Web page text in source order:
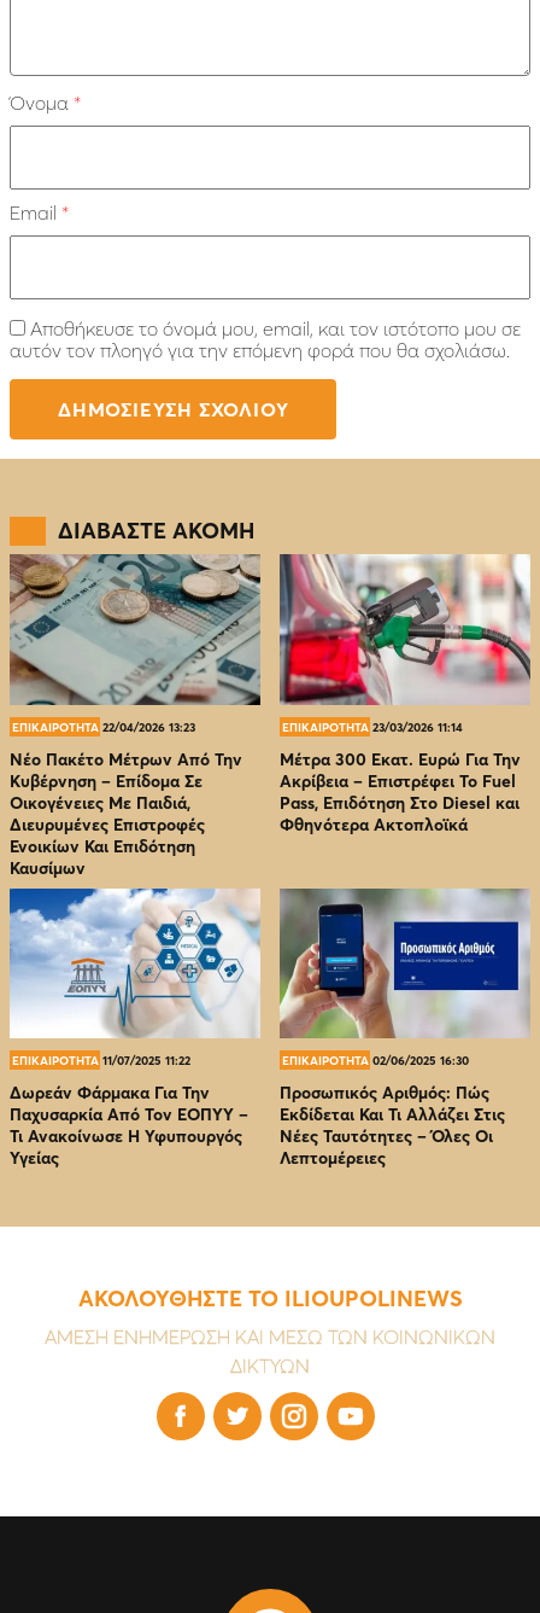
Όνομα *
Email *
Αποθήκευσε το όνομά μου, email, και τον ιστότοπο μου σε
αυτόν τον πλοηγό για την επόμενη φορά που θα σχολιάσω.
ΔΙΑΒΑΣΤΕ ΑΚΟΜΗ
ΕΠΙΚΑΙΡΟΤΗΤΑ 22/04/2026 13:23
Νέο Πακέτο Μέτρων Από Την
Κυβέρνηση – Επίδομα Σε
Οικογένειες Με Παιδιά,
Διευρυμένες Επιστροφές
Ενοικίων Και Επιδότηση
Καυσίμων
ΕΠΙΚΑΙΡΟΤΗΤΑ 23/03/2026 11:14
Μέτρα 300 Εκατ. Ευρώ Για Την
Ακρίβεια – Επιστρέφει Το Fuel
Pass, Επιδότηση Στο Diesel και
Φθηνότερα Ακτοπλοϊκά
ΕΠΙΚΑΙΡΟΤΗΤΑ 11/07/2025 11:22
Δωρεάν Φάρμακα Για Την
Παχυσαρκία Από Τον EOΠΥΥ –
Τι Ανακοίνωσε Η Υφυπουργός
Υγείας
ΕΠΙΚΑΙΡΟΤΗΤΑ 02/06/2025 16:30
Προσωπικός Αριθμός: Πώς
Εκδίδεται Και Τι Αλλάζει Στις
Νέες Ταυτότητες – Όλες Οι
Λεπτομέρειες
ΑΚΟΛΟΥΘΗΣΤΕ ΤΟ ILIOUPOLINEWS
ΑΜΕΣΗ ΕΝΗΜΕΡΩΣΗ ΚΑΙ ΜΕΣΩ ΤΩΝ ΚΟΙΝΩΝΙΚΩΝ
ΔΙΚΤΥΩΝ
   